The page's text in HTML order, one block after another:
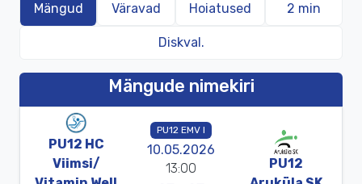
Mängud Väravad Hoiatused 2 min
Diskval.
Mängude nimekiri
PU12 HC
Viimsi/
PU12 EMV I
10.05.2026
13:00
PU12